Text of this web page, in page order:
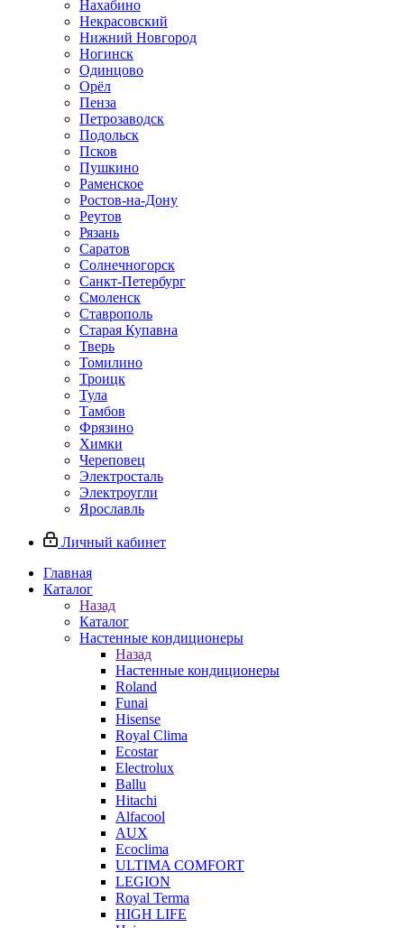
Нахабино
Некрасовский
Нижний Новгород
Ногинск
Одинцово
Орёл
Пенза
Петрозаводск
Подольск
Псков
Пушкино
Раменское
Ростов-на-Дону
Реутов
Рязань
Саратов
Солнечногорск
Санкт-Петербург
Смоленск
Ставрополь
Старая Купавна
Тверь
Томилино
Троицк
Тула
Тамбов
Фрязино
Химки
Череповец
Электросталь
Электроугли
Ярославль
Личный кабинет
Главная
Каталог
Назад
Каталог
Настенные кондиционеры
Назад
Настенные кондиционеры
Roland
Funai
Hisense
Royal Clima
Ecostar
Electrolux
Ballu
Hitachi
Alfacool
AUX
Ecoclima
ULTIMA COMFORT
LEGION
Royal Terma
HIGH LIFE